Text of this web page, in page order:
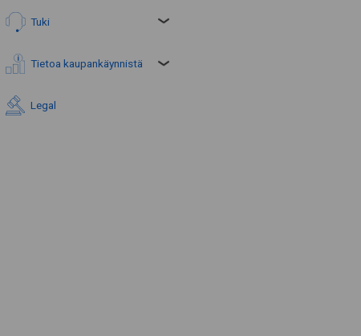
Tuki
Tietoa kaupankäynnistä
Legal